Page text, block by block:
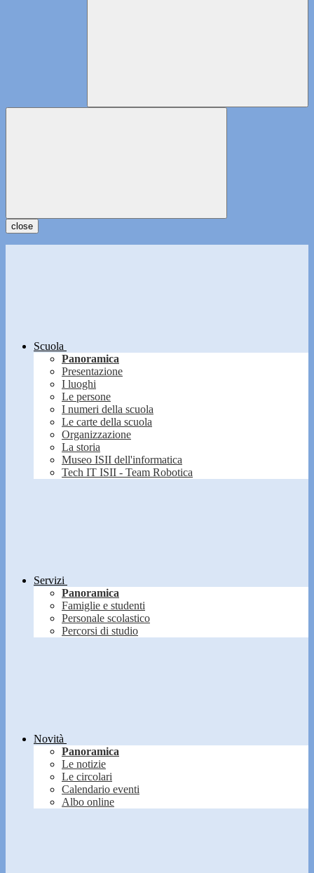
close
Scuola
Panoramica
Presentazione
I luoghi
Le persone
I numeri della scuola
Le carte della scuola
Organizzazione
La storia
Museo ISII dell'informatica
Tech IT ISII - Team Robotica
Servizi
Panoramica
Famiglie e studenti
Personale scolastico
Percorsi di studio
Novità
Panoramica
Le notizie
Le circolari
Calendario eventi
Albo online